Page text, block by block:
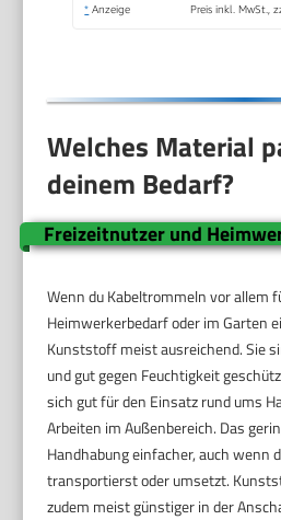
* Anzeige Preis inkl. MwSt.,
Welches Material
deinem Bedarf?
Freizeitnutzer und
Wenn du Kabeltrommeln vor allem
Heimwerkerbedarf oder im Garten
Kunststoff meist ausreichend. Sie
und gut gegen Feuchtigkeit
sich gut für den Einsatz rund ums
Arbeiten im Außenbereich. Das
Handhabung einfacher, auch wenn
transportierst oder umsetzt.
zudem meist günstiger in der